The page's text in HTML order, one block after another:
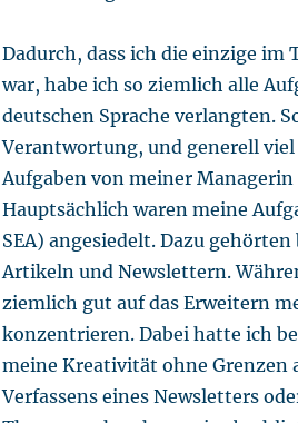
Dadurch, dass ich die einzige im
war, habe ich so ziemlich alle
deutschen Sprache verlangten.
Verantwortung, und generell
Aufgaben von meiner
Hauptsächlich waren meine
SEA) angesiedelt. Dazu
Artikeln und Newslettern.
ziemlich gut auf das Erweitern
konzentrieren. Dabei hatte ich
meine Kreativität ohne Grenzen
Verfassens eines Newsletters